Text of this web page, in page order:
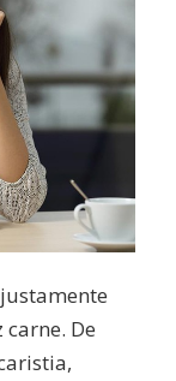
carne. De